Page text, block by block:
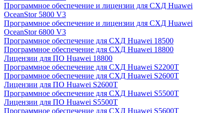
Программное обеспечение и лицензии для СХД Huawei
OceanStor 5800 V3
Программное обеспечение и лицензии для СХД Huawei
OceanStor 6800 V3
Программное обеспечение для СХД Huawei 18500
Программное обеспечение для СХД Huawei 18800
Лицензии для ПО Huawei 18800
Программное обеспечение для СХД Huawei S2200T
Программное обеспечение для СХД Huawei S2600T
Лицензии для ПО Huawei S2600T
Программное обеспечение для СХД Huawei S5500T
Лицензии для ПО Huawei S5500T
Программное обеспечение для СХД Huawei S5600T